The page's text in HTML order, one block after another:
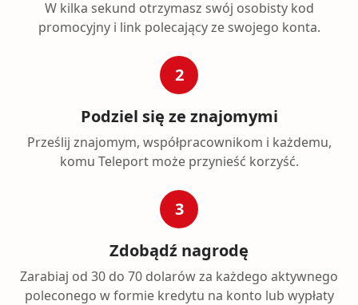
W kilka sekund otrzymasz swój osobisty kod
promocyjny i link polecający ze swojego konta.
2
Podziel się ze znajomymi
Prześlij znajomym, współpracownikom i każdemu,
komu Teleport może przynieść korzyść.
3
Zdobądź nagrodę
Zarabiaj od 30 do 70 dolarów za każdego aktywnego
poleconego w formie kredytu na konto lub wypłaty